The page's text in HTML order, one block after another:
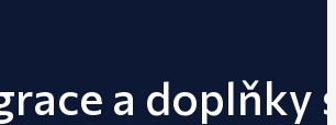
a doplňky